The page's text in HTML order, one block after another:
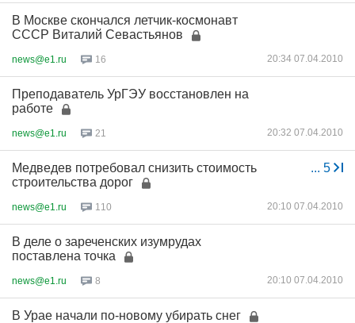
В Москве скончался летчик-космонавт
СССР Виталий Севастьянов
news@e1.ru 16 20:34 07.04.2010
Преподаватель УрГЭУ восстановлен на
работе
news@e1.ru 21 20:32 07.04.2010
... 5
Медведев потребовал снизить стоимость
строительства дорог
news@e1.ru 110 20:10 07.04.2010
В деле о зареченских изумрудах
поставлена точка
news@e1.ru 8 20:10 07.04.2010
В Урае начали по-новому убирать снег